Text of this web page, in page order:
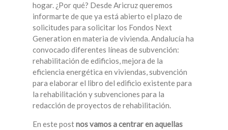
hogar. ¿Por qué? Desde Aricruz queremos
informarte de que ya está abierto el plazo de
solicitudes para solicitar los Fondos Next
Generation en materia de vivienda. Andalucía ha
convocado diferentes líneas de subvención:
rehabilitación de edificios, mejora de la
eficiencia energética en viviendas, subvención
para elaborar el libro del edificio existente para
la rehabilitación y subvenciones para la
redacción de proyectos de rehabilitación.
En este postnos vamos a centrar en aquellas